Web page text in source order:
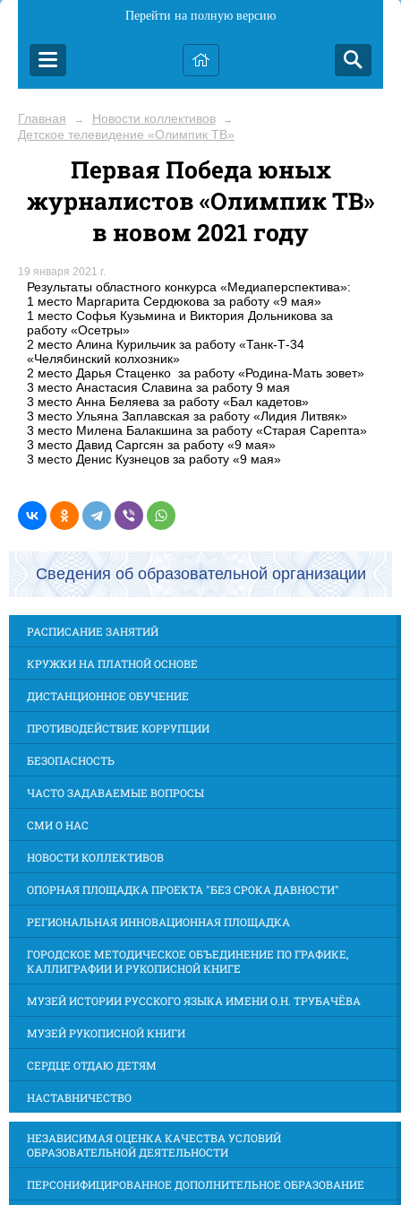
Перейти на полную версию
Главная → Новости коллективов →
Детское телевидение «Олимпик ТВ»
Первая Победа юных
журналистов «Олимпик ТВ»
в новом 2021 году
19 января 2021 г.
Результаты областного конкурса «Медиаперспектива»:
1 место Маргарита Сердюкова за работу «9 мая»
1 место Софья Кузьмина и Виктория Дольникова за
работу «Осетры»
2 место Алина Курильчик за работу «Танк-Т-34
«Челябинский колхозник»
2 место Дарья Стаценко за работу «Родина-Мать зовет»
3 место Анастасия Славина за работу 9 мая
3 место Анна Беляева за работу «Бал кадетов»
3 место Ульяна Заплавская за работу «Лидия Литвяк»
3 место Милена Балакшина за работу «Старая Сарепта»
3 место Давид Саргсян за работу «9 мая»
3 место Денис Кузнецов за работу «9 мая»
Сведения об образовательной организации
РАСПИСАНИЕ ЗАНЯТИЙ
КРУЖКИ НА ПЛАТНОЙ ОСНОВЕ
ДИСТАНЦИОННОЕ ОБУЧЕНИЕ
ПРОТИВОДЕЙСТВИЕ КОРРУПЦИИ
БЕЗОПАСНОСТЬ
ЧАСТО ЗАДАВАЕМЫЕ ВОПРОСЫ
СМИ О НАС
НОВОСТИ КОЛЛЕКТИВОВ
ОПОРНАЯ ПЛОЩАДКА ПРОЕКТА "БЕЗ СРОКА ДАВНОСТИ"
РЕГИОНАЛЬНАЯ ИННОВАЦИОННАЯ ПЛОЩАДКА
ГОРОДСКОЕ МЕТОДИЧЕСКОЕ ОБЪЕДИНЕНИЕ ПО ГРАФИКЕ,
КАЛЛИГРАФИИ И РУКОПИСНОЙ КНИГЕ
МУЗЕЙ ИСТОРИИ РУССКОГО ЯЗЫКА ИМЕНИ О.Н. ТРУБАЧЁВА
МУЗЕЙ РУКОПИСНОЙ КНИГИ
СЕРДЦЕ ОТДАЮ ДЕТЯМ
НАСТАВНИЧЕСТВО
НЕЗАВИСИМАЯ ОЦЕНКА КАЧЕСТВА УСЛОВИЙ
ОБРАЗОВАТЕЛЬНОЙ ДЕЯТЕЛЬНОСТИ
ПЕРСОНИФИЦИРОВАННОЕ ДОПОЛНИТЕЛЬНОЕ ОБРАЗОВАНИЕ